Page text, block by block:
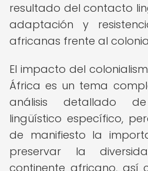
resultado del contacto
adaptación y
africanas frente al
El impacto del
África es un tema
análisis detallado
lingüístico específico,
de manifiesto la
preservar la
continente africano, así